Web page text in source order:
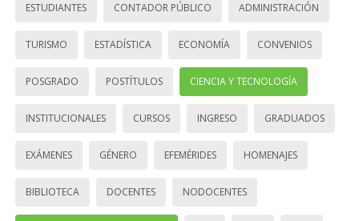
ESTUDIANTES CONTADOR PÚBLICO ADMINISTRACIÓN
TURISMO ESTADÍSTICA ECONOMÍA CONVENIOS
POSGRADO POSTÍTULOS CIENCIA Y TECNOLOGÍA
INSTITUCIONALES CURSOS INGRESO GRADUADOS
EXÁMENES GÉNERO EFEMÉRIDES HOMENAJES
BIBLIOTECA DOCENTES NODOCENTES